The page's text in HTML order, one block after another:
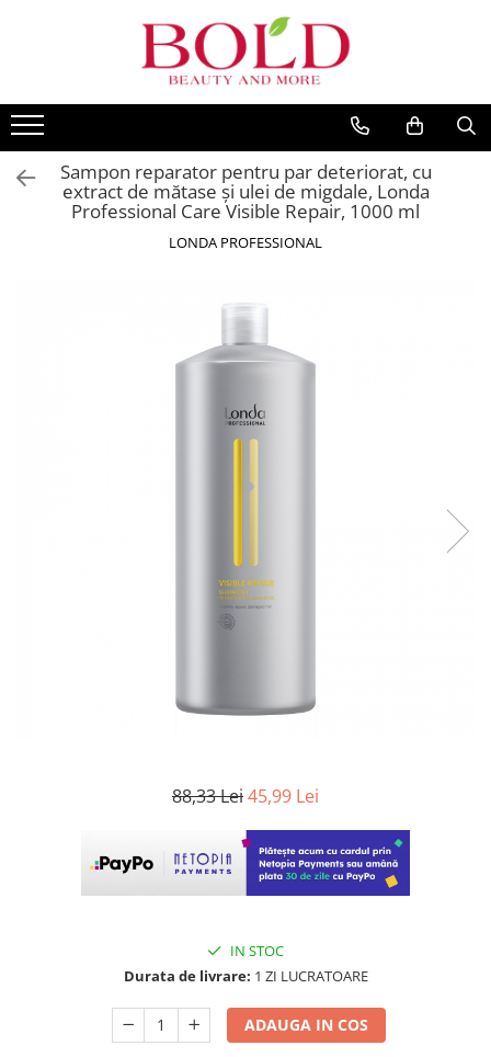
INGRIJIRE PAR
SAMPOANE
BALSAMURI
VOPSEA SI PRODUSE TEHNICE
MARCI POPULARE
ALFAPARF
FANOLA
FARMAVITA
Sampon reparator pentru par deteriorat, cu
extract de mătase și ulei de migdale, Londa
Professional Care Visible Repair, 1000 ml
LONDA PROFESSIONAL
88,33 Lei45,99 Lei
IN STOC
Durata de livrare: 1 ZI LUCRATOARE
ADAUGA IN COS